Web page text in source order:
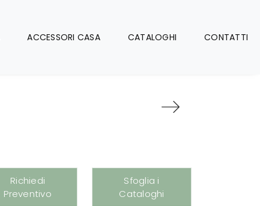
ACCESSORI CASA CATALOGHI CONTATTI
Richiedi
Preventivo
Sfoglia i
Cataloghi